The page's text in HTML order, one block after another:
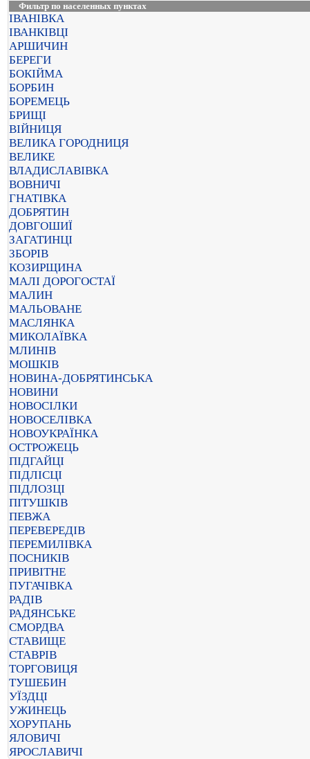
Фильтр по населенных пунктах
ІВАНІВКА
ІВАНКІВЦІ
АРШИЧИН
БЕРЕГИ
БОКІЙМА
БОРБИН
БОРЕМЕЦЬ
БРИЩІ
ВІЙНИЦЯ
ВЕЛИКА ГОРОДНИЦЯ
ВЕЛИКЕ
ВЛАДИСЛАВІВКА
ВОВНИЧІ
ГНАТІВКА
ДОБРЯТИН
ДОВГОШИЇ
ЗАГАТИНЦІ
ЗБОРІВ
КОЗИРЩИНА
МАЛІ ДОРОГОСТАЇ
МАЛИН
МАЛЬОВАНЕ
МАСЛЯНКА
МИКОЛАЇВКА
МЛИНІВ
МОШКІВ
НОВИНА-ДОБРЯТИНСЬКА
НОВИНИ
НОВОСІЛКИ
НОВОСЕЛІВКА
НОВОУКРАЇНКА
ОСТРОЖЕЦЬ
ПІДГАЙЦІ
ПІДЛІСЦІ
ПІДЛОЗЦІ
ПІТУШКІВ
ПЕВЖА
ПЕРЕВЕРЕДІВ
ПЕРЕМИЛІВКА
ПОСНИКІВ
ПРИВІТНЕ
ПУГАЧІВКА
РАДІВ
РАДЯНСЬКЕ
СМОРДВА
СТАВИЩЕ
СТАВРІВ
ТОРГОВИЦЯ
ТУШЕБИН
УЇЗДЦІ
УЖИНЕЦЬ
ХОРУПАНЬ
ЯЛОВИЧІ
ЯРОСЛАВИЧІ